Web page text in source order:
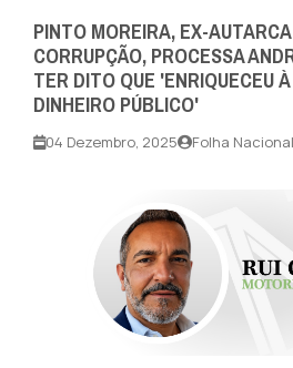
PINTO MOREIRA, EX-
CORRUPÇÃO, PROCESSA
TER DITO QUE 'ENRIQUECEU
DINHEIRO PÚBLICO'
04 Dezembro, 2025 Folha Nacional